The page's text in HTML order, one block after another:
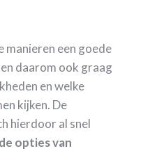
manieren een goede
daarom ook graag
en welke
kijken. De
hierdoor al snel
opties van